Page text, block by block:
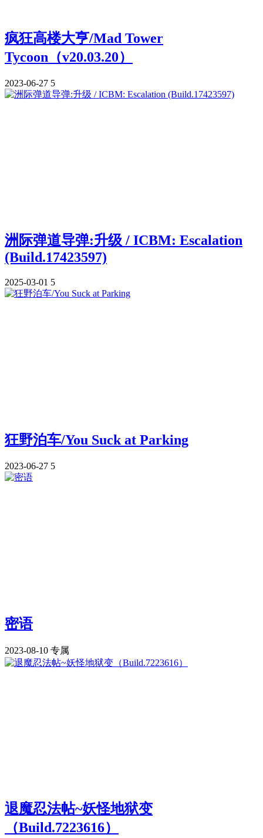
疯狂高楼大亨/Mad Tower
Tycoon（v20.03.20）
2023-06-27 5
洲际弹道导弹:升级 / ICBM: Escalation
(Build.17423597)
2025-03-01 5
狂野泊车/You Suck at Parking
2023-06-27 5
密语
2023-08-10 专属
退魔忍法帖~妖怪地狱变
（Build.7223616）